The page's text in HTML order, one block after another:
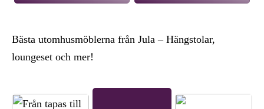
Bästa utomhusmöblerna från Jula – Hängstolar,
loungeset och mer!